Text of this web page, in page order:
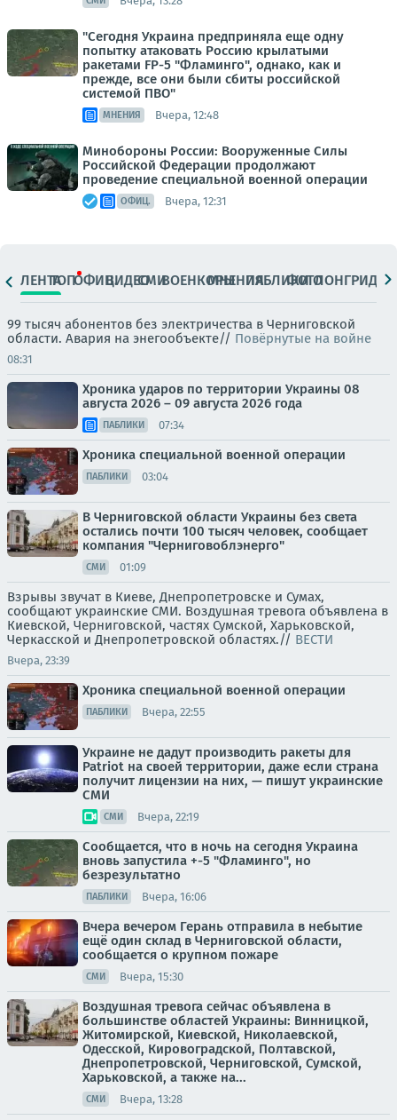
"Сегодня Украина предприняла еще одну
попытку атаковать Россию крылатыми
ракетами FP-5 "Фламинго", однако, как и
прежде, все они были сбиты российской
системой ПВО"
МНЕНИЯ Вчера, 12:48
Минобороны России: Вооруженные Силы
Российской Федерации продолжают
проведение специальной военной операции
ОФИЦ. Вчера, 12:31
ЛЕНТАТОПОФИЦ.ВИДЕОСМИВОЕНКОРЫМНЕНИЯПАБЛИКИ
ФОТОЛОНГРИДЫ
99 тысяч абонентов без электричества в Черниговской
области. Авария на энегообъекте// Повёрнутые на войне
08:31
Хроника ударов по территории Украины 08
августа 2026 – 09 августа 2026 года
ПАБЛИКИ 07:34
Хроника специальной военной операции
ПАБЛИКИ 03:04
В Черниговской области Украины без света
остались почти 100 тысяч человек, сообщает
компания "Черниговоблэнерго"
СМИ 01:09
Взрывы звучат в Киеве, Днепропетровске и Сумах,
сообщают украинские СМИ. Воздушная тревога объявлена в
Киевской, Черниговской, частях Сумской, Харьковской,
Черкасской и Днепропетровской областях.// ВЕСТИ
Вчера, 23:39
Хроника специальной военной операции
ПАБЛИКИ Вчера, 22:55
Украине не дадут производить ракеты для
Patriot на своей территории, даже если страна
получит лицензии на них, — пишут украинские
СМИ
СМИ Вчера, 22:19
Сообщается, что в ночь на сегодня Украина
вновь запустила +-5 "Фламинго", но
безрезультатно
ПАБЛИКИ Вчера, 16:06
Вчера вечером Герань отправила в небытие
ещё один склад в Черниговской области,
сообщается о крупном пожаре
СМИ Вчера, 15:30
Воздушная тревога сейчас объявлена в
большинстве областей Украины: Винницкой,
Житомирской, Киевской, Николаевской,
Одесской, Кировоградской, Полтавской,
Днепропетровской, Черниговской, Сумской,
Харьковской, а также на...
СМИ Вчера, 13:28